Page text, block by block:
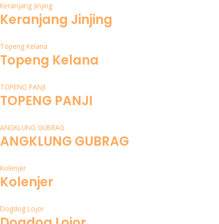
Keranjang Jinjing
Keranjang Jinjing
Topeng Kelana
Topeng Kelana
TOPENG PANJI
TOPENG PANJI
ANGKLUNG GUBRAG
ANGKLUNG GUBRAG
Kolenjer
Kolenjer
Dogdog Lojor